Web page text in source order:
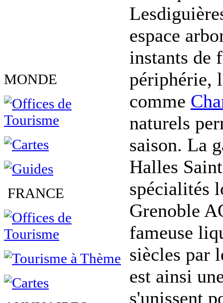
MONDE
FRANCE
espace
instants de
périphérie,
comme
naturels
saison. La
Halles
spécialités
Grenoble
fameuse
siècles par
est ainsi
s'unissent